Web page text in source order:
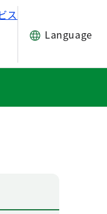
ス
Language
ガイドライン